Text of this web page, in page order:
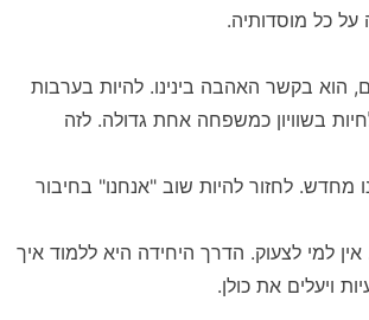
על כל מוסדותיה.
הוא בקשר האהבה בינינו. להיות בערבות
בשוויון כמשפחה אחת גדולה. לזה
מחדש. לחזור להיות שוב "אנחנו" בחיבור
למי לצעוק. הדרך היחידה היא ללמוד איך
ויעלים את כולן.